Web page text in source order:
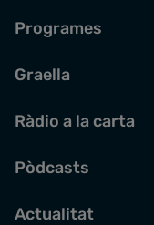
Programes
Graella
Ràdio a la carta
Pòdcasts
Actualitat